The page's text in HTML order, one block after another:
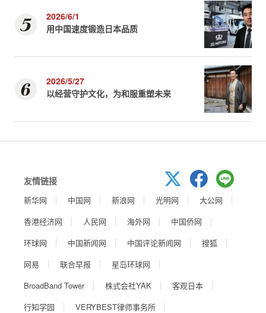
2026/6/1
用中国速度锻造日本品质
2026/5/27
以经营守护文化，为和服重塑未来
友情链接
新华网 中国网 新浪网 光明网
大公网
香港经济网
人民网 海外网
中国侨网
环球网
中国新闻网 中国评论新闻网
搜狐
网易
联合早报
星岛环球网
BroadBand Tower
株式会社YAK
客观日本
行知学园
VERYBEST律师事务所